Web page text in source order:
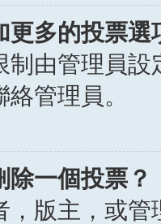
更多的投票選
制由管理員
管理員。
一個投票？
，版主，或